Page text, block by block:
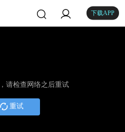
下载APP
请检查网络之后重试
重试